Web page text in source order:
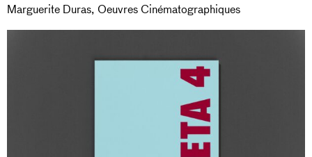
Marguerite Duras, Oeuvres Cinématographiques